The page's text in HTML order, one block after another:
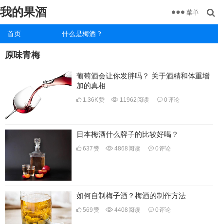
我的果酒
首页 什么是梅酒？
菜单
原味青梅
葡萄酒会让你发胖吗？ 关于酒精和体重增
加的真相
1.36K赞 11962 阅读 0评论
日本梅酒什么牌子的比较好喝？
637赞 4868 阅读 0评论
如何自制梅子酒？梅酒的制作方法
569赞 4408 阅读 0评论